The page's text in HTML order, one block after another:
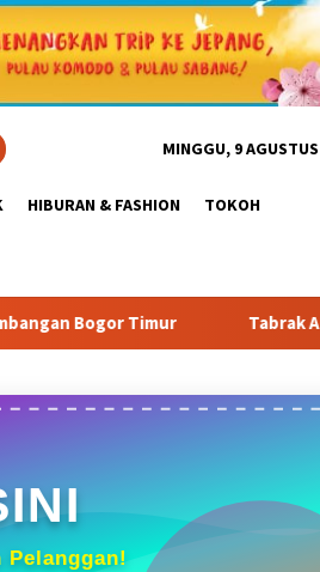
MINGGU, 9
HIBURAN & FASHION TOKOH
Aturan & Tantang Satpol PP:
Pelanggan!